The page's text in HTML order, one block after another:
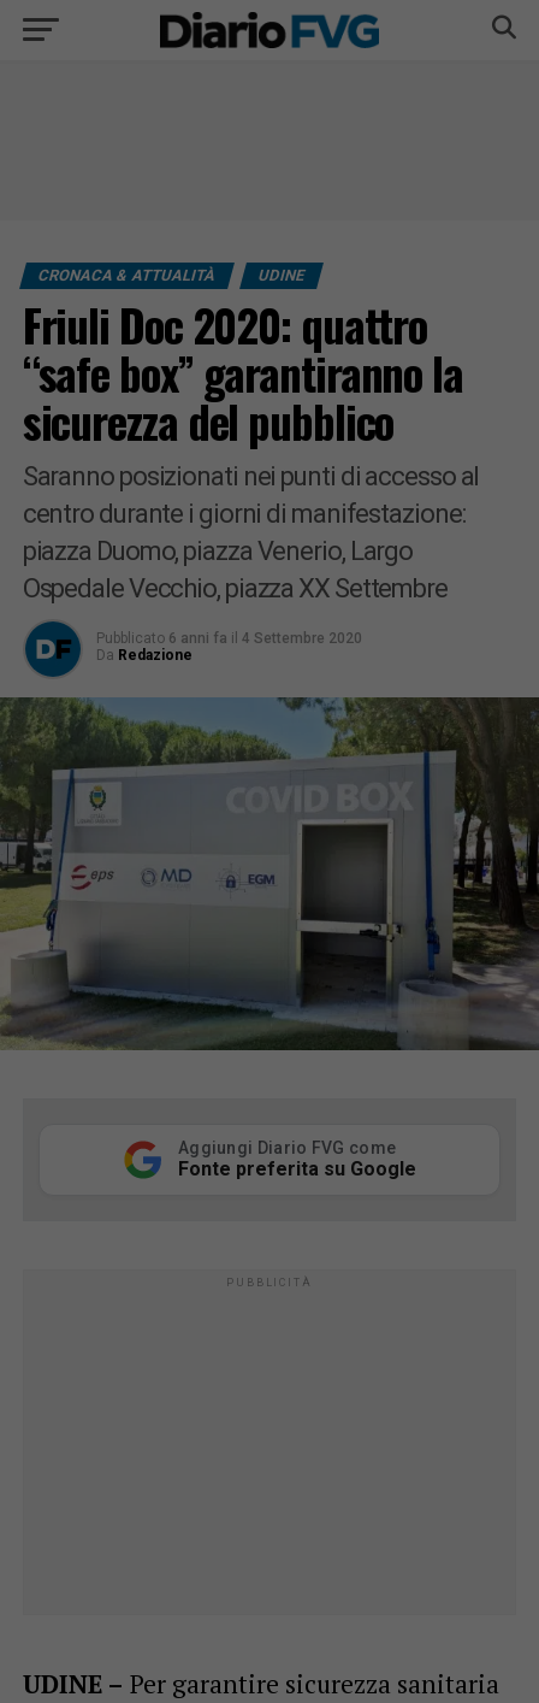
CRONACA & ATTUALITÀ UDINE
Friuli Doc 2020: quattro
“safe box” garantiranno la
sicurezza del pubblico
Saranno posizionati nei punti di accesso al
centro durante i giorni di manifestazione:
piazza Duomo, piazza Venerio, Largo
Ospedale Vecchio, piazza XX Settembre
Pubblicato 6 anni fa il 4 Settembre 2020
Da Redazione
Aggiungi Diario FVG come
Fonte preferita su Google
UDINE – Per garantire sicurezza sanitaria